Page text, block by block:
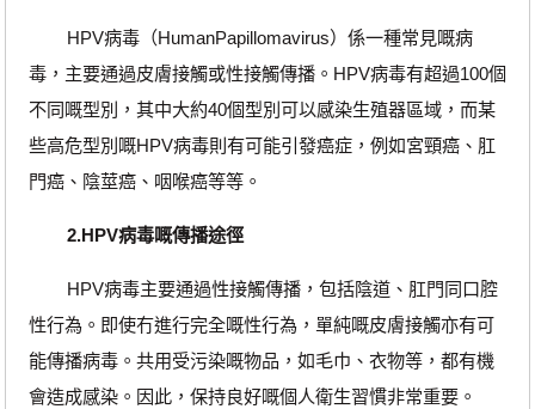
HPV病毒（HumanPapillomavirus）係一種常見嘅病
毒，主要通過皮膚接觸或性接觸傳播。HPV病毒有超過100個
不同嘅型別，其中大約40個型別可以感染生殖器區域，而某
些高危型別嘅HPV病毒則有可能引發癌症，例如宮頸癌、肛
門癌、陰莖癌、咽喉癌等等。
2.HPV病毒嘅傳播途徑
HPV病毒主要通過性接觸傳播，包括陰道、肛門同口腔
性行為。即使冇進行完全嘅性行為，單純嘅皮膚接觸亦有可
能傳播病毒。共用受污染嘅物品，如毛巾、衣物等，都有機
會造成感染。因此，保持良好嘅個人衛生習慣非常重要。